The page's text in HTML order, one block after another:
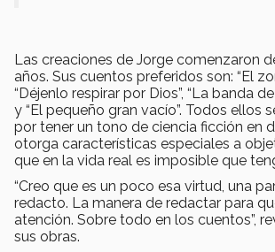
Las creaciones de Jorge comenzaron
años. Sus cuentos preferidos son: “El
“Déjenlo respirar por Dios”, “La banda
y “El pequeño gran vacío”. Todos ellos
por tener un tono de ciencia ficción en
otorga características especiales a
que en la vida real es imposible que
“Creo que es un poco esa virtud, una
redacto. La manera de redactar para
atención. Sobre todo en los cuentos”,
sus obras.